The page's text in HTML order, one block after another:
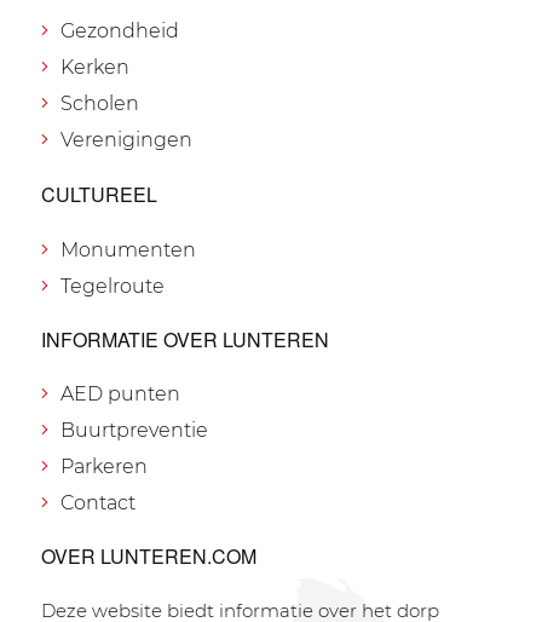
Gezondheid
Kerken
Scholen
Verenigingen
CULTUREEL
Monumenten
Tegelroute
INFORMATIE OVER LUNTEREN
AED punten
Buurtpreventie
Parkeren
Contact
OVER LUNTEREN.COM
Deze website biedt informatie over het dorp